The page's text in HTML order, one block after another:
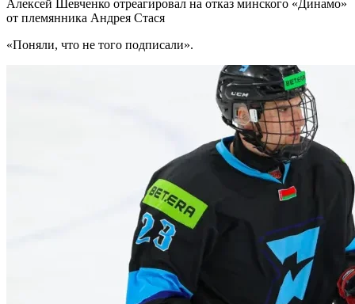
Алексей Шевченко отреагировал на отказ минского «Динамо»
от племянника Андрея Стася
«Поняли, что не того подписали».